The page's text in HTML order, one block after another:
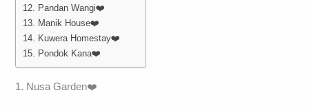
12. Pandan Wangi❤️
13. Manik House❤️
14. Kuwera Homestay❤️
15. Pondok Kana❤️
1. Nusa Garden❤️